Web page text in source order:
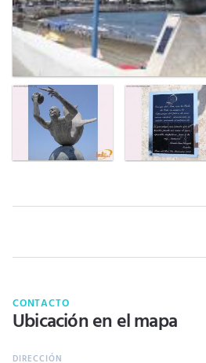
CONTACTO
Ubicación en el mapa